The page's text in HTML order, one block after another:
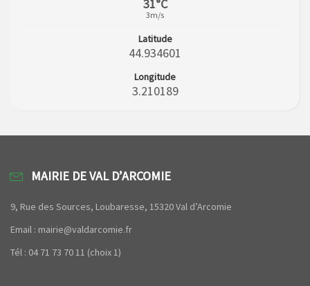
31°C
3m/s
Latitude
44.934601
Longitude
3.210189
MAIRIE DE VAL D’ARCOMIE
9, Rue des Sources, Loubaresse, 15320 Val d’Arcomie
Email : mairie@valdarcomie.fr
Tél : 04 71 73 70 11 (choix 1)